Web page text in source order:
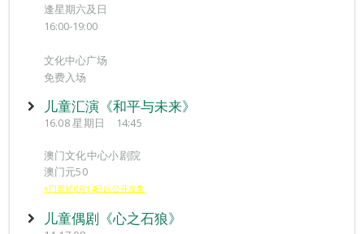
逢星期六及日
16:00-19:00
文化中心广场
免费入场
儿童汇演《和平与未来》
16.08 星期日 14:45
澳门文化中心小剧院
澳门元50
※门票於6月14日起公开发售
儿童偶剧《心之石狼》